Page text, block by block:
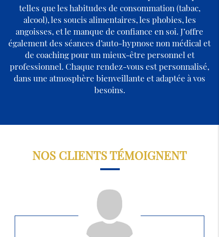
telles que les habitudes de consommation (tabac,
alcool), les soucis alimentaires, les phobies, les
angoisses, et le manque de confiance en soi. J’offre
également des séances d’auto-hypnose non médical et
de coaching pour un mieux-être personnel et
professionnel. Chaque rendez-vous est personnalisé,
dans une atmosphère bienveillante et adaptée à vos
besoins.
NOS CLIENTS TÉMOIGNENT